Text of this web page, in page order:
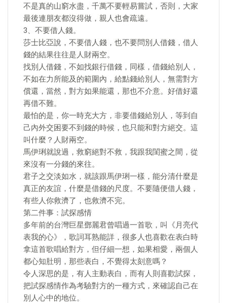
不是真的山窮水盡，千萬不要輕易嘗試，否則，大家
最後連朋友都沒得做，親人也會疏遠。
3、不要借人錢。
莎士比亞說，不要借人錢，也不要問別人借錢，借人
錢的結果往往是人財兩空。
找別人借錢，不如找銀行借錢，同樣，借錢給別人，
不如在力所能及的範圍內，給點錢給別人，無需對方
償還，當然，對方如果能還，那也不介意。好借好還
再借不難。
最怕的是，你一時充大方，非要借錢給別人，等到自
己內外交困要不到錢的時候，也只能和對方絕交。這
叫什麼？人財兩空。
馬伊琍就說過，救窮絕對不救，我跟我閨蜜之間，從
來沒有一分錢的來往。
君子之交淡如水，就該跟馬伊琍一樣，能分清什麼是
真正的友誼，什麼是借錢的尺度。不要隨便借人錢，
有些人你救濟了，也救濟不完。
第二件事：試探感情
多年前的台灣巨星鄧麗君曾唱過一首歌，叫《月亮代
表我的心》，歌詞耳熟能詳，很多人也喜歡在表白時
拿這首歌唱給對方，但仔細一想，如果相愛，兩個人
都心知肚明，那些表白，不覺得太刻意嗎？
令人深思的是，有人主動表白，而有人則喜歡試探，
把試探感情作為考驗對方的一種方式，來確認自己在
別人心中的地位。